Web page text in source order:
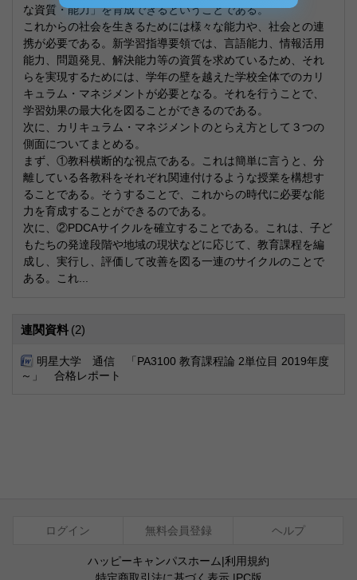
な資質・能力」を育成できるということである。
これからの社会を生きるためには様々な能力や、社会との連
携が必要である。新学習指導要領では、言語能力、情報活用
能力、問題発見、解決能力等の資質を求めているため、それ
らを実現するためには、学年の壁を越えた学校全体でのカリ
キュラム・マネジメントが必要となる。それを行うことで、
学習効果の最大化を図ることができるのである。
次に、カリキュラム・マネジメントのとらえ方として３つの
側面についてまとめる。
まず、①教科横断的な視点である。これは簡単に言うと、分
離している各教科をそれぞれ関連付けるような授業を構想す
ることである。そうすることで、これからの時代に必要な能
力を育成することができるのである。
次に、②PDCAサイクルを確立することである。これは、子ど
もたちの発達段階や地域の現状などに応じて、教育課程を編
成し、実行し、評価して改善を図る一連のサイクルのことで
ある。これ...
連関資料 (2)
明星大学 通信 「PA3100 教育課程論 2単位目 2019年度
～」 合格レポート
ログイン 無料会員登録 ヘルプ
ハッピーキャンパスホーム|利用規約